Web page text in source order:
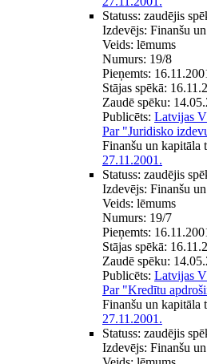
Statuss: zaudējis
Izdevējs: Finanšu
Veids: lēmums
Numurs: 19/8
Pieņemts:
Stājas spēkā:
Zaudē spēku:
Publicēts: Latvijas
Par "Juridisko
Finanšu un kapitāla
27.11.2001.
Statuss: zaudējis
Izdevējs: Finanšu
Veids: lēmums
Numurs: 19/7
Pieņemts:
Stājas spēkā:
Zaudē spēku:
Publicēts: Latvijas
Par "Kredītu
Finanšu un kapitāla
27.11.2001.
Statuss: zaudējis
Izdevējs: Finanšu